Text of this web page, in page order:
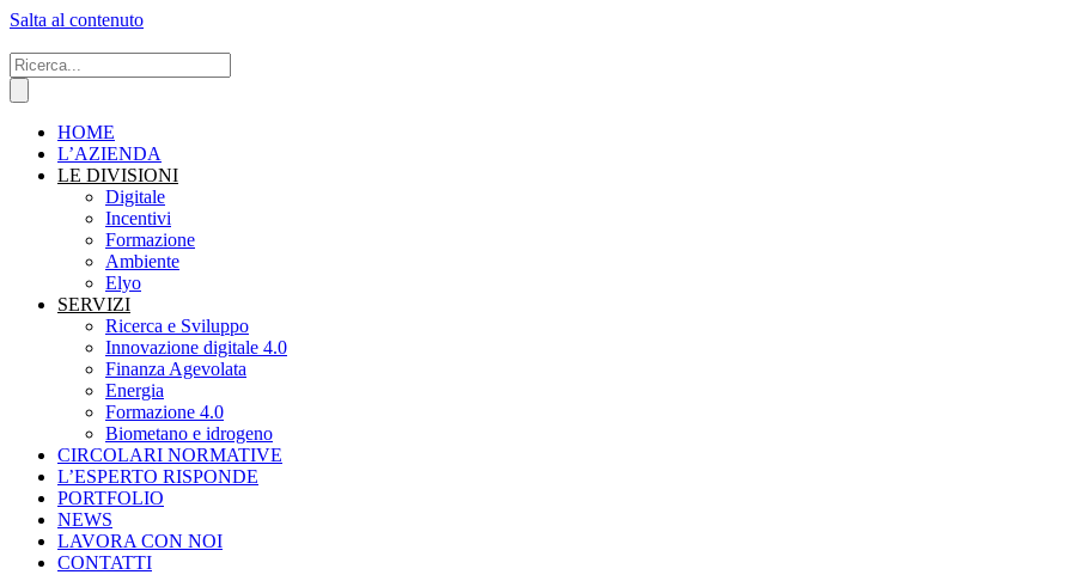
Salta al contenuto
HOME
L’AZIENDA
LE DIVISIONI
Digitale
Incentivi
Formazione
Ambiente
Elyo
SERVIZI
Ricerca e Sviluppo
Innovazione digitale 4.0
Finanza Agevolata
Energia
Formazione 4.0
Biometano e idrogeno
CIRCOLARI NORMATIVE
L’ESPERTO RISPONDE
PORTFOLIO
NEWS
LAVORA CON NOI
CONTATTI